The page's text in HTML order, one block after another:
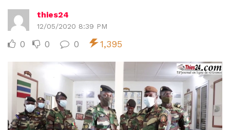
thies24
12/05/2020 8:39 PM
0 0 0 1,395